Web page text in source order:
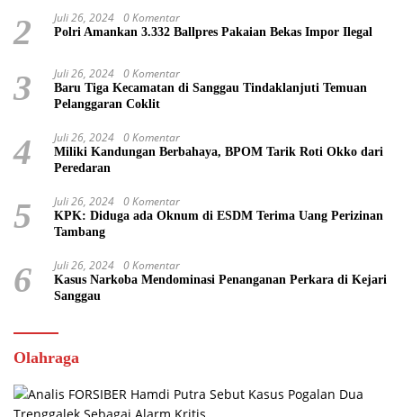
2 Juli 26, 2024 0 Komentar
Polri Amankan 3.332 Ballpres Pakaian Bekas Impor Ilegal
3 Juli 26, 2024 0 Komentar
Baru Tiga Kecamatan di Sanggau Tindaklanjuti Temuan
Pelanggaran Coklit
4 Juli 26, 2024 0 Komentar
Miliki Kandungan Berbahaya, BPOM Tarik Roti Okko dari
Peredaran
5 Juli 26, 2024 0 Komentar
KPK: Diduga ada Oknum di ESDM Terima Uang Perizinan
Tambang
6 Juli 26, 2024 0 Komentar
Kasus Narkoba Mendominasi Penanganan Perkara di Kejari
Sanggau
Olahraga